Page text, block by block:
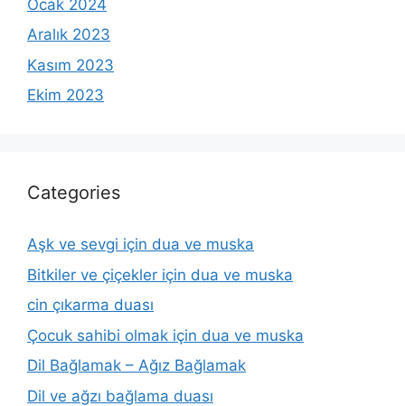
Ocak 2024
Aralık 2023
Kasım 2023
Ekim 2023
Categories
Aşk ve sevgi için dua ve muska
Bitkiler ve çiçekler için dua ve muska
cin çıkarma duası
Çocuk sahibi olmak için dua ve muska
Dil Bağlamak – Ağız Bağlamak
Dil ve ağzı bağlama duası